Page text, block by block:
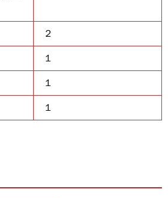
２
１
１
１